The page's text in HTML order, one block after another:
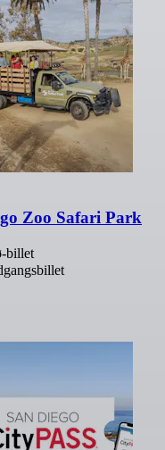
Zoo Safari Park
billet